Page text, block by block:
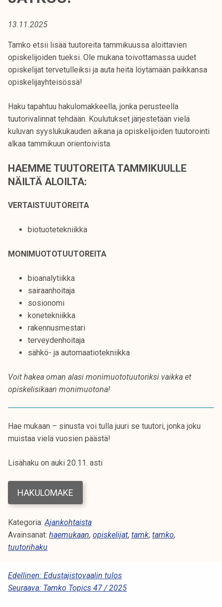
o
r
k
e
k
o
u
l
n
o
i
l
13.11.2025
Tamko etsii lisää tuutoreita tammikuussa aloittavien
opiskelijoiden tueksi. Ole mukana toivottamassa uudet
opiskelijat tervetulleiksi ja auta heitä löytämään paikkansa
opiskelijayhteisössä!
Haku tapahtuu hakulomakkeella, jonka perusteella
tuutorivalinnat tehdään. Koulutukset järjestetään vielä
kuluvan syyslukukauden aikana ja opiskelijoiden tuutorointi
alkaa tammikuun orientoivista.
HAEMME TUUTOREITA TAMMIKUULLE
NÄILTÄ ALOILTA:
VERTAISTUUTOREITA
biotuotetekniikka
MONIMUOTOTUUTOREITA
bioanalytiikka
sairaanhoitaja
sosionomi
konetekniikka
rakennusmestari
terveydenhoitaja
sähkö- ja automaatiotekniikka
Voit hakea oman alasi monimuototuutoriksi vaikka et
opiskelisikaan monimuotona!
Hae mukaan – sinusta voi tulla juuri se tuutori, jonka joku
muistaa vielä vuosien päästä!
Lisähaku on auki 20.11. asti
HAKULOMAKE
Kategoria:Ajankohtaista
Avainsanat: haemukaan, opiskelijat, tamk, tamko,
tuutorihaku
A
R
Edellinen: Edustajistovaalin tulos
Seuraava: Tamko Topics 47 / 2025